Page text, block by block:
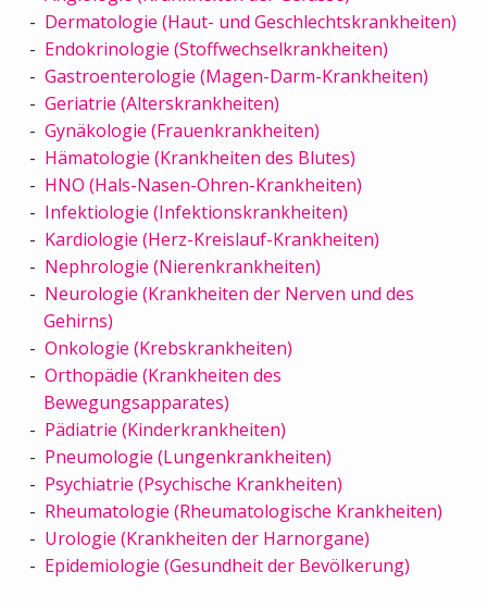
Dermatologie (Haut- und Geschlechtskrankheiten)
Endokrinologie (Stoffwechselkrankheiten)
Gastroenterologie (Magen-Darm-Krankheiten)
Geriatrie (Alterskrankheiten)
Gynäkologie (Frauenkrankheiten)
Hämatologie (Krankheiten des Blutes)
HNO (Hals-Nasen-Ohren-Krankheiten)
Infektiologie (Infektionskrankheiten)
Kardiologie (Herz-Kreislauf-Krankheiten)
Nephrologie (Nierenkrankheiten)
Neurologie (Krankheiten der Nerven und des
Gehirns)
Onkologie (Krebskrankheiten)
Orthopädie (Krankheiten des
Bewegungsapparates)
Pädiatrie (Kinderkrankheiten)
Pneumologie (Lungenkrankheiten)
Psychiatrie (Psychische Krankheiten)
Rheumatologie (Rheumatologische Krankheiten)
Urologie (Krankheiten der Harnorgane)
Epidemiologie (Gesundheit der Bevölkerung)